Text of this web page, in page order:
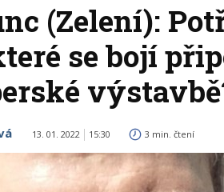
(Zelení):
se bojí
13. 01. 2022 15:30 3 min. čtení